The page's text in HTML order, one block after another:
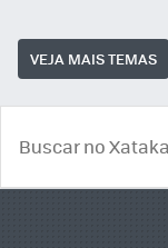
VEJA MAIS TEMAS